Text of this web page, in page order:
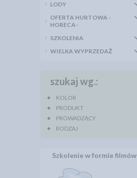
LODY
OFERTA HURTOWA -
HORECA-
SZKOLENIA
WIELKA WYPRZEDAŻ
szukaj wg.:
KOLOR
PRODUKT
PROWADZĄCY
RODZAJ
Szkolenie w formie filmów